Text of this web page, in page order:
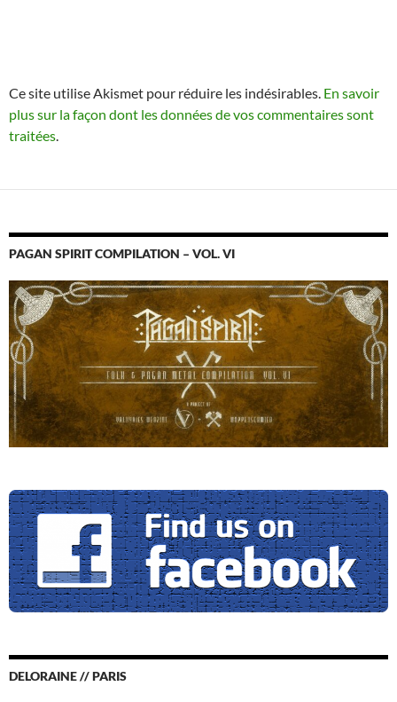
Ce site utilise Akismet pour réduire les indésirables. En savoir
plus sur la façon dont les données de vos commentaires sont
traitées.
PAGAN SPIRIT COMPILATION – VOL. VI
DELORAINE // PARIS